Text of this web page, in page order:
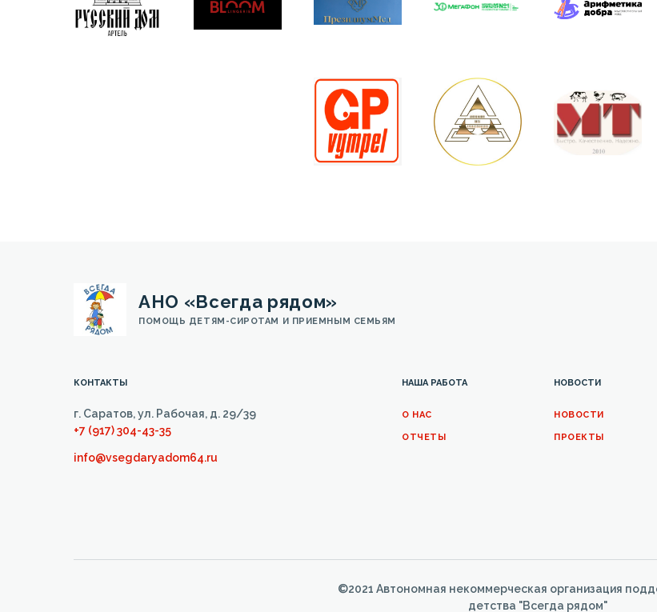
АНО «Всегда рядом»
ПОМОЩЬ ДЕТЯМ-СИРОТАМ И ПРИЕМНЫМ СЕМЬЯМ
КОНТАКТЫ
г. Саратов, ул. Рабочая, д. 29/39
+7 (917) 304-43-35
info@vsegdaryadom64.ru
НАША РАБОТА
О НАС
ОТЧЕТЫ
НОВОСТИ
НОВОСТИ
ПРОЕКТЫ
©2021 Автономная некоммерческая организация
детства "Всегда рядом"